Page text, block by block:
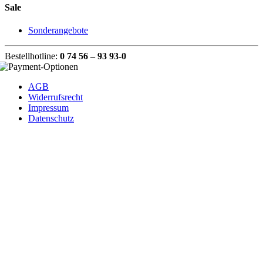
Sale
Sonderangebote
Bestellhotline: 0 74 56 – 93 93-0
AGB
Widerrufsrecht
Impressum
Datenschutz